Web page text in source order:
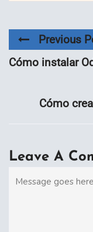
Previous
Cómo instalar
Cómo
Leave A